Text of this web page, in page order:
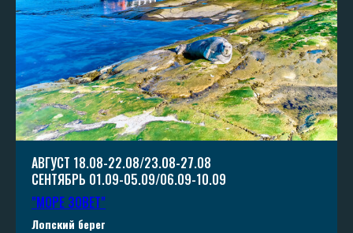
АВГУСТ 18.08-22.08/23.08-27.08
СЕНТЯБРЬ 01.09-05.09/06.09-10.09
"МОРЕ ЗОВЕТ"
Лопский берег